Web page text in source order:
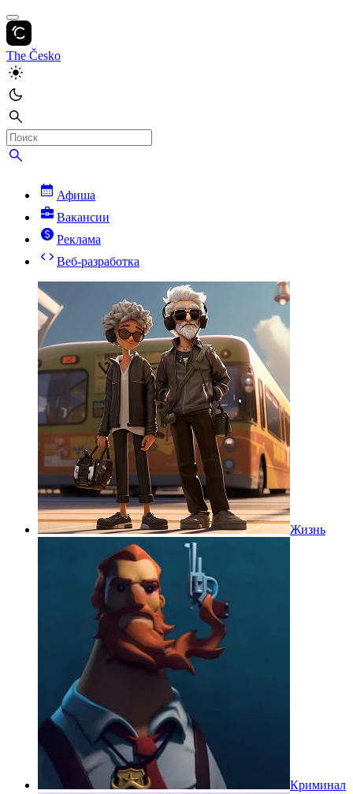
The Česko
Афиша
Вакансии
Реклама
Веб-разработка
Жизнь
Криминал